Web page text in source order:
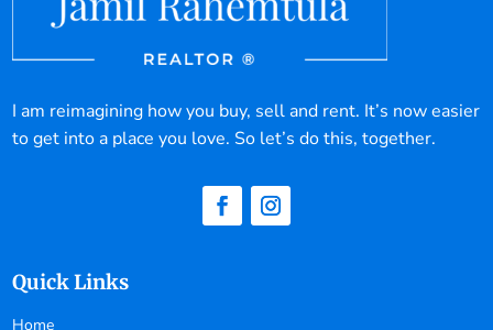
I am reimagining how you buy, sell and rent. It’s now easier
to get into a place you love. So let’s do this, together.
Quick Links
Home